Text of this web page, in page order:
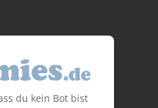
du kein Bot bist